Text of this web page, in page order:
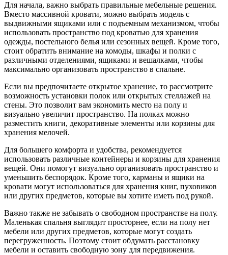
Для начала, важно выбрать правильные мебельные решения.
Вместо массивной кровати, можно выбрать модель с
выдвижными ящиками или с подъемным механизмом, чтобы
использовать пространство под кроватью для хранения
одежды, постельного белья или сезонных вещей. Кроме того,
стоит обратить внимание на комоды, шкафы и полки с
различными отделениями, ящиками и вешалками, чтобы
максимально организовать пространство в спальне.
Если вы предпочитаете открытое хранение, то рассмотрите
возможность установки полок или открытых стеллажей на
стены. Это позволит вам экономить место на полу и
визуально увеличит пространство. На полках можно
разместить книги, декоративные элементы или корзины для
хранения мелочей.
Для большего комфорта и удобства, рекомендуется
использовать различные контейнеры и корзины для хранения
вещей. Они помогут визуально организовать пространство и
уменьшить беспорядок. Кроме того, карманы и ящики на
кровати могут использоваться для хранения книг, пуховиков
или других предметов, которые вы хотите иметь под рукой.
Важно также не забывать о свободном пространстве на полу.
Маленькая спальня выглядит просторнее, если на полу нет
мебели или других предметов, которые могут создать
перегруженность. Поэтому стоит обдумать расстановку
мебели и оставить свободную зону для передвижения.